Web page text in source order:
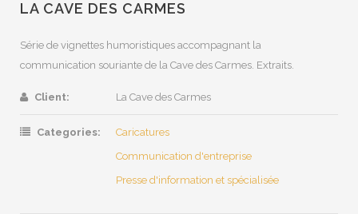
LA CAVE DES CARMES
Série de vignettes humoristiques accompagnant la
communication souriante de la Cave des Carmes. Extraits.
Client: La Cave des Carmes
Categories:
Caricatures
Communication d'entreprise
Presse d'information et spécialisée